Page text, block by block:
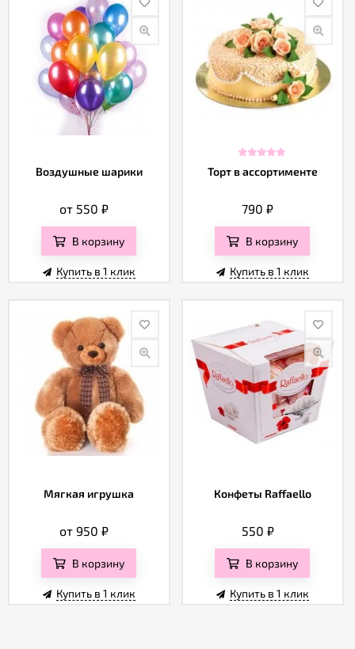
Воздушные шарики
от 550₽
В корзину
Купить в 1 клик
Торт в ассортименте
790₽
В корзину
Купить в 1 клик
Мягкая игрушка
от 950₽
В корзину
Купить в 1 клик
Конфеты Raffaello
550 ₽
В корзину
Купить в 1 клик